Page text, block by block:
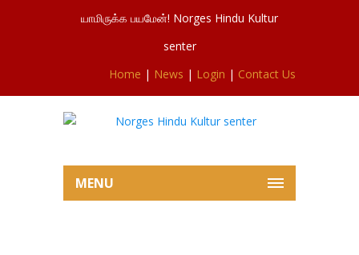
யாமிருக்க பயமேன்! Norges Hindu Kultur
senter
Home | News | Login | Contact Us
MENU